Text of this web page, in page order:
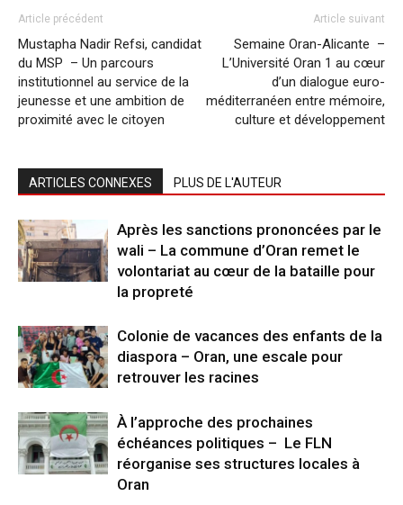
Article précédent
Mustapha Nadir Refsi, candidat
du MSP – Un parcours
institutionnel au service de la
jeunesse et une ambition de
proximité avec le citoyen
Article suivant
Semaine Oran-Alicante –
L’Université Oran 1 au cœur
d’un dialogue euro-
méditerranéen entre mémoire,
culture et développement
ARTICLES CONNEXES PLUS DE L'AUTEUR
Après les sanctions prononcées par le
wali – La commune d’Oran remet le
volontariat au cœur de la bataille pour
la propreté
Colonie de vacances des enfants de la
diaspora – Oran, une escale pour
retrouver les racines
À l’approche des prochaines
échéances politiques – Le FLN
réorganise ses structures locales à
Oran